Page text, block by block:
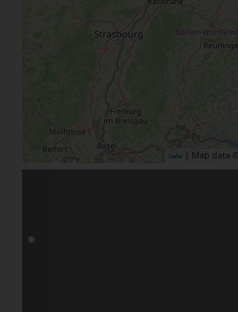
Leaflet | Map data ©